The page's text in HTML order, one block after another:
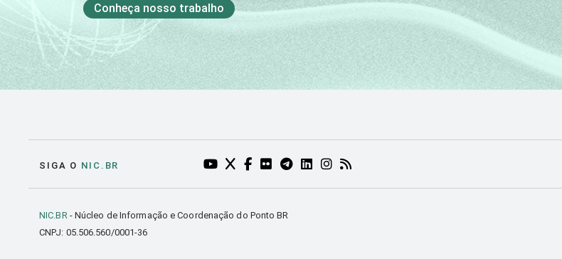
Conheça nosso trabalho
SIGA O NIC.BR YOUTUBE DO NIC.BR (ABRE EM NOVA ABA)
TWITTER DO NIC.BR (ABRE EM NOVA ABA)
FACEBOOK DO NIC.BR (ABRE EM NOVA ABA)
FLICKR DO NIC.BR (ABRE EM NOVA ABA)
TELEGRAM DO NIC.BR (ABRE EM NOVA ABA)
LINKEDIN DO NIC.BR (ABRE EM NOVA ABA)
INSTAGRAM DO NIC.BR (ABRE EM NOVA ABA)
RSS DO NIC.BR (ABRE EM NOVA ABA)
NIC.BR- Núcleo de Informação e Coordenação do Ponto BR
CNPJ: 05.506.560/0001-36